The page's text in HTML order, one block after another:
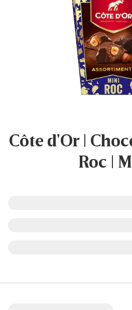
Côte d'Or |
Roc |